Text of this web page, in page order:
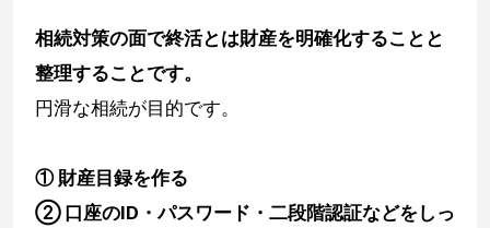
相続対策の面で終活とは財産を明確化することと
整理することです。
円滑な相続が目的です。
① 財産目録を作る
② 口座のID・パスワード・二段階認証などをしっ